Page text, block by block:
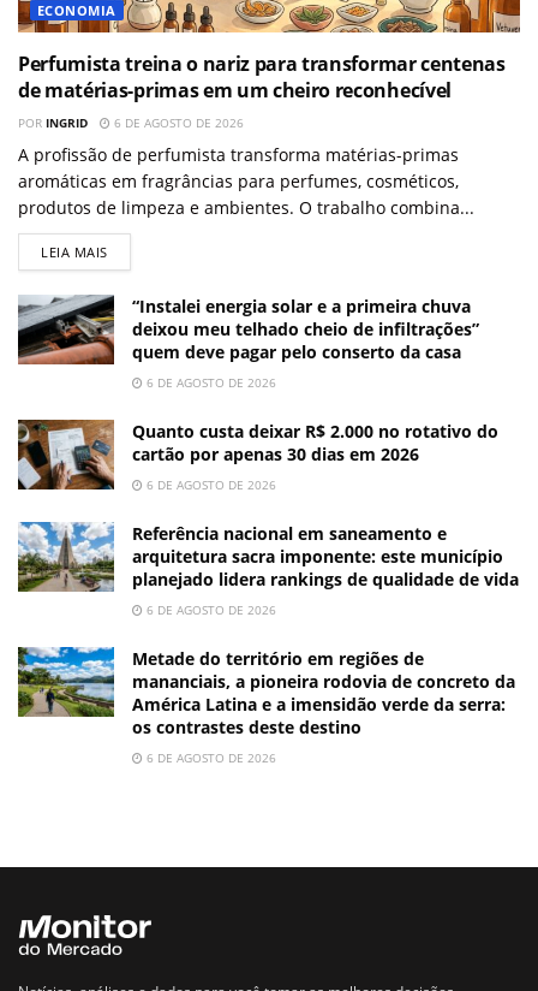
ECONOMIA
Perfumista treina o nariz para transformar centenas
de matérias-primas em um cheiro reconhecível
POR INGRID 6 DE AGOSTO DE 2026
A profissão de perfumista transforma matérias-primas
aromáticas em fragrâncias para perfumes, cosméticos,
produtos de limpeza e ambientes. O trabalho combina...
LEIA MAIS
“Instalei energia solar e a primeira chuva
deixou meu telhado cheio de infiltrações”
quem deve pagar pelo conserto da casa
6 DE AGOSTO DE 2026
Quanto custa deixar R$ 2.000 no rotativo do
cartão por apenas 30 dias em 2026
6 DE AGOSTO DE 2026
Referência nacional em saneamento e
arquitetura sacra imponente: este município
planejado lidera rankings de qualidade de vida
6 DE AGOSTO DE 2026
Metade do território em regiões de
mananciais, a pioneira rodovia de concreto da
América Latina e a imensidão verde da serra:
os contrastes deste destino
6 DE AGOSTO DE 2026